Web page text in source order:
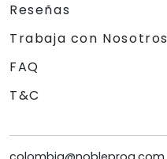
Reseñas
Trabaja con Nosotros
FAQ
T&C